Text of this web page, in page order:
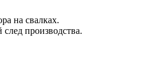
на свалках.
производства.